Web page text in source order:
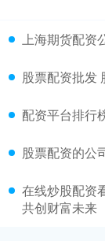
上海期货配资
股票配资批发
配资平台排行
股票配资的公
在线炒股配资
共创财富未来